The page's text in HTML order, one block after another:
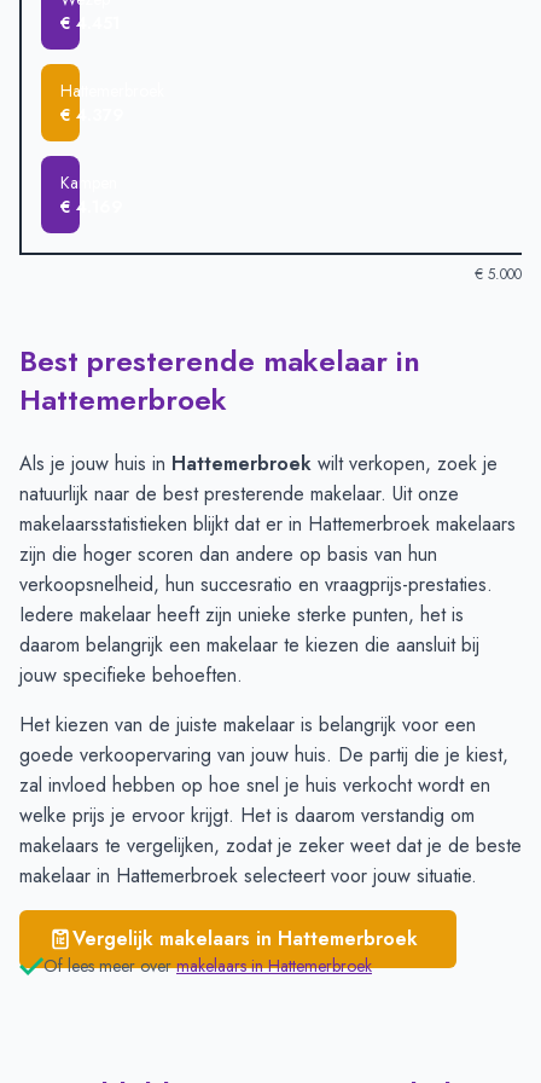
€ 4.451
Hattemerbroek
€ 4.379
Kampen
€ 4.169
€ 5.000
Verkoopprijzen in andere plaatsen per m2-Afgelopen 3
Plaats
Hattem
Zwolle
€ 4.812
Oldebroek
€ 4.557
Elburg
€ 4.480
Wezep
€ 4.451
Hattemerbroek
€ 4.379
Kampen
€ 4.169
Best presterende makelaar in
Hattemerbroek
Als je jouw huis in Hattemerbroek wilt verkopen, zoek je
natuurlijk naar de best presterende makelaar. Uit onze
makelaarsstatistieken blijkt dat er in Hattemerbroek makelaars
zijn die hoger scoren dan andere op basis van hun
verkoopsnelheid, hun succesratio en vraagprijs-prestaties.
Iedere makelaar heeft zijn unieke sterke punten, het is
daarom belangrijk een makelaar te kiezen die aansluit bij
jouw specifieke behoeften.
Het kiezen van de juiste makelaar is belangrijk voor een
goede verkoopervaring van jouw huis. De partij die je kiest,
zal invloed hebben op hoe snel je huis verkocht wordt en
welke prijs je ervoor krijgt. Het is daarom verstandig om
makelaars te vergelijken, zodat je zeker weet dat je de beste
makelaar in Hattemerbroek selecteert voor jouw situatie.
Vergelijk makelaars in Hattemerbroek
Of lees meer over makelaars inHattemerbroek